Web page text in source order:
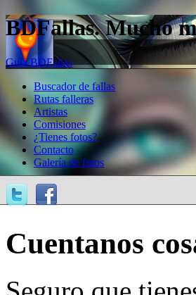
BDFallas. Mucho
Guía BDFallas
Buscador de fallas
Rutas falleras
Artistas
Comisiones
¿Tienes fotos?
Contacto
Galería de fotos
Cuentanos